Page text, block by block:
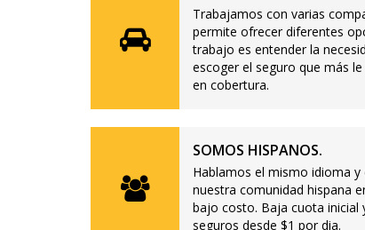
Trabajamos con varias
permite ofrecer diferentes
trabajo es entender la
escoger el seguro que más
en cobertura.
SOMOS HISPANOS.
Hablamos el mismo idioma
nuestra comunidad hispana
bajo costo. Baja cuota inicial
seguros desde $1 por dia.